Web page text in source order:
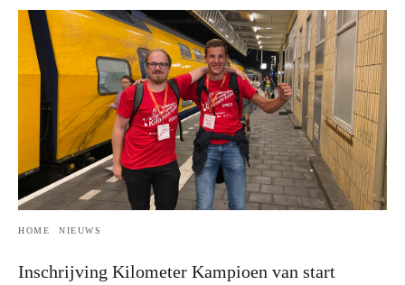
HOME NIEUWS
Inschrijving Kilometer Kampioen van start